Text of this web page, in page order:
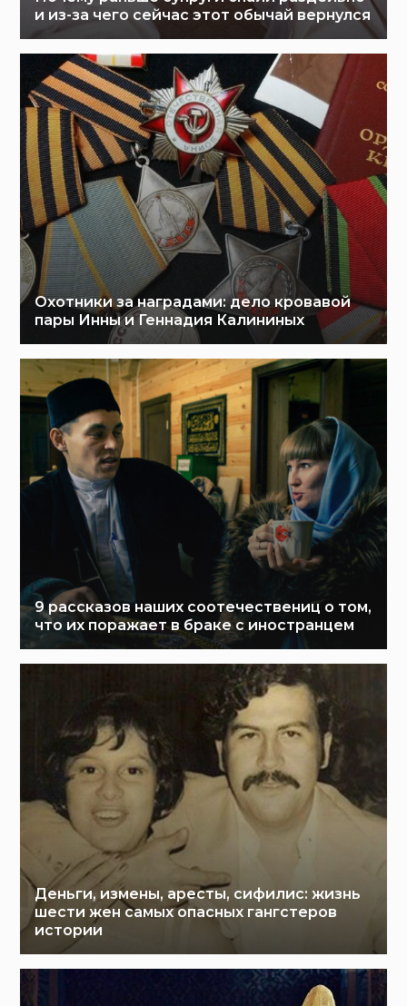
и из-за чего сейчас этот обычай вернулся
Охотники за наградами: дело кровавой
пары Инны и Геннадия Калининых
9 рассказов наших соотечествениц о том,
что их поражает в браке с иностранцем
Деньги, измены, аресты, сифилис: жизнь
шести жен самых опасных гангстеров
истории